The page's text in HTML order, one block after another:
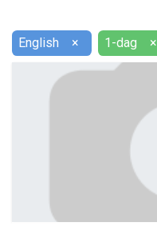
English × 1-dag ×